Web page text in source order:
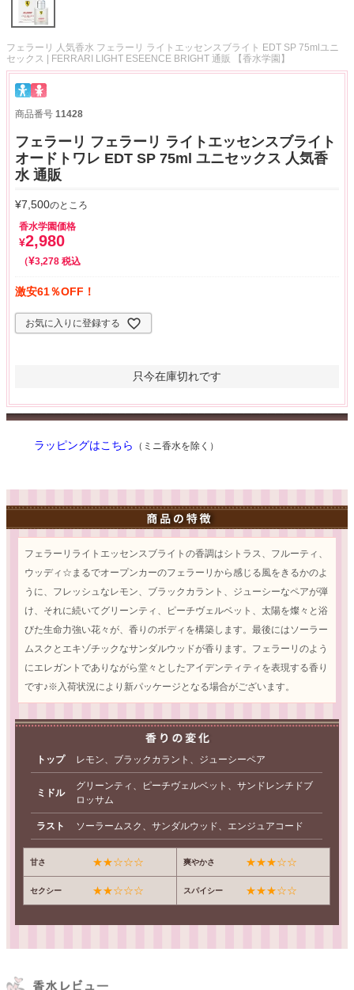
フェラーリ 人気香水 フェラーリ ライトエッセンスブライト EDT SP 75mlユニ
セックス | FERRARI LIGHT ESEENCE BRIGHT 通販 【香水学園】
商品番号 11428
フェラーリ フェラーリ ライトエッセンスブライト
オードトワレ EDT SP 75ml ユニセックス 人気香
水 通販
¥7,500のところ
香水学園価格
¥2,980
¥3,278 税込
激安61％OFF！
お気に入りに登録する
只今在庫切れです
ラッピングはこちら （ミニ香水を除く）
フェラーリライトエッセンスブライトの香調はシトラス、フルーティ、
ウッディ☆まるでオープンカーのフェラーリから感じる風をきるかのよ
うに、フレッシュなレモン、ブラックカラント、ジューシーなペアが弾
け、それに続いてグリーンティ、ピーチヴェルベット、太陽を燦々と浴
びた生命力強い花々が、香りのボディを構築します。最後にはソーラー
ムスクとエキゾチックなサンダルウッドが香ります。フェラーリのよう
にエレガントでありながら堂々としたアイデンティティを表現する香り
です♪※入荷状況により新パッケージとなる場合がございます。
トップ レモン、ブラックカラント、ジューシーペア
ミドル
グリーンティ、ピーチヴェルベット、サンドレンチドブ
ロッサム
ラスト ソーラームスク、サンダルウッド、エンジュアコード
甘さ ★★☆☆☆ 爽やかさ ★★★☆☆
セクシー ★★☆☆☆ スパイシー ★★★☆☆